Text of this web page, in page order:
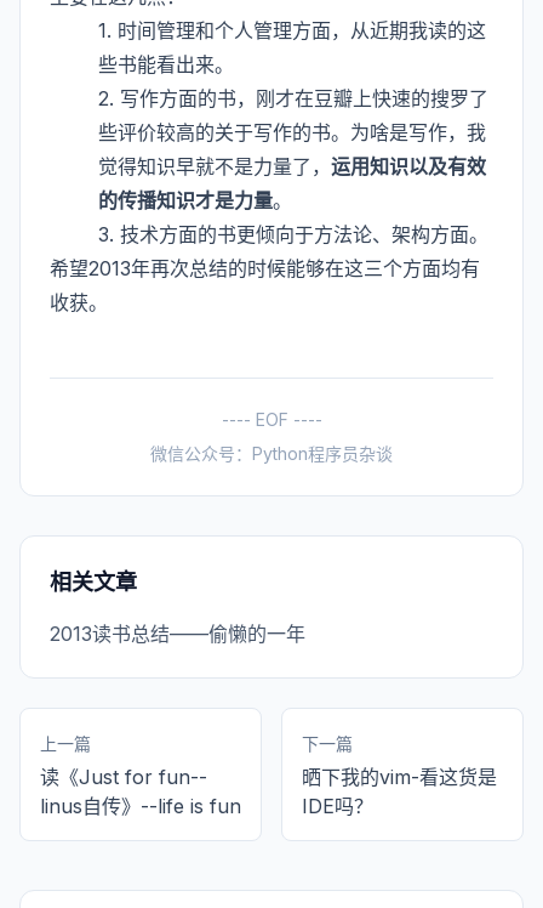
1. 时间管理和个人管理方面，从近期我读的这
些书能看出来。
2. 写作方面的书，刚才在豆瓣上快速的搜罗了
些评价较高的关于写作的书。为啥是写作，我
觉得知识早就不是力量了， 运用知识以及有效
的传播知识才是力量。
3. 技术方面的书更倾向于方法论、架构方面。
希望2013年再次总结的时候能够在这三个方面均有
收获。
---- EOF ----
微信公众号：Python程序员杂谈
相关文章
2013读书总结——偷懒的一年
上一篇
读《Just for fun--
linus自传》--life is fun
下一篇
晒下我的vim-看这货是
IDE吗？